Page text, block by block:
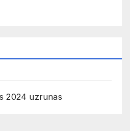
2024 uzrunas